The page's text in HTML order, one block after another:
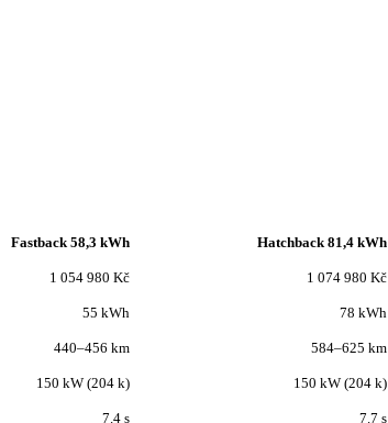
Fastback 58,3 kWh Hatchback 81,4 kWh
1 054 980 Kč 1 074 980 Kč
55 kWh 78 kWh
440–456 km 584–625 km
150 kW (204 k) 150 kW (204 k)
7.4 s 7.7 s